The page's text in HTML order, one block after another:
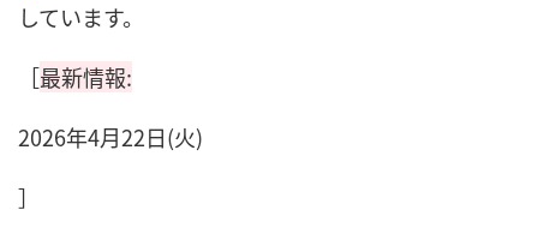
しています。
［最新情報:
2026年4月22日(火)
］